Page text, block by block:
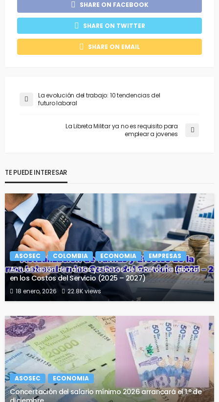
SHARE ON FACEBOOK
SHARE ON TWITTER
SHARE ON EMAIL
La evolución del trabajo: 10 tendencias del
futuro laboral
La Libreta Militar ya no es requisito para
emplear a jovenes
TE PUEDE INTERESAR
ASOSEC COLOMBIA ECONOMIA EMPRESAS
Actualización de Tarifas y Efectos de la Reforma Laboral
en los Costos del Servicio (2025 – 2027)
18 enero, 2026 22.8K views
ASOSEC ECONOMIA
Concertación del salario mínimo 2026 arrancará el 1.° de